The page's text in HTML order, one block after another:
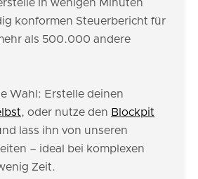
in wenigen Minuten
konformen Steuerbericht für
als 500.000 andere
Wahl: Erstelle deinen
, oder nutze den Blockpit
lass ihn von unseren
– ideal bei komplexen
Zeit.